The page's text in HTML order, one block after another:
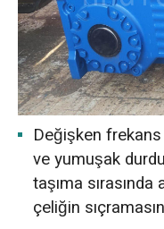
Değişken
ve yumuşak
taşıma
çeliğin